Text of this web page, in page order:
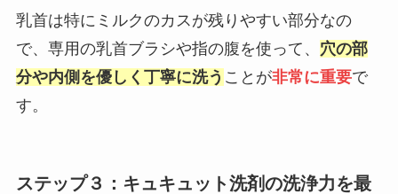
乳首は特にミルクのカスが残りやすい部分なの
で、専用の乳首ブラシや指の腹を使って、 穴の部
分や内側を優しく丁寧に洗う ことが非常に重要で
す。
ステップ３：キュキュット洗剤の洗浄力を最